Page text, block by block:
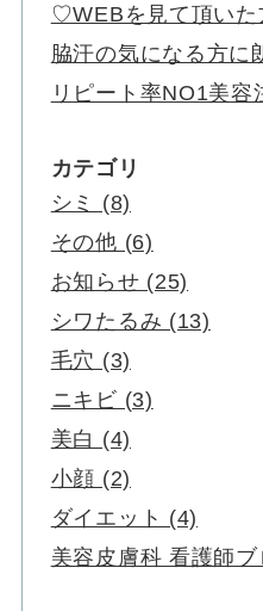
♡WEBを見て頂い
脇汗の気になる方に
リピート率NO1美容
カテゴリ
シミ (8)
その他 (6)
お知らせ (25)
シワたるみ (13)
毛穴 (3)
ニキビ (3)
美白 (4)
小顔 (2)
ダイエット (4)
美容皮膚科 看護師